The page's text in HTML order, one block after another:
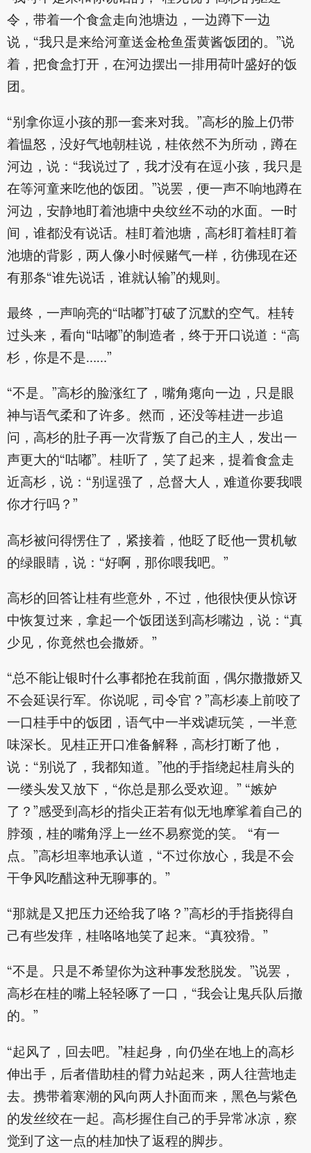
令，带着一个食盒走向池塘边，一边蹲下一边
说，“我只是来给河童送金枪鱼蛋黄酱饭团的。”说
着，把食盒打开，在河边摆出一排用荷叶盛好的饭
团。
“别拿你逗小孩的那一套来对我。”高杉的脸上仍带
着愠怒，没好气地朝桂说，桂依然不为所动，蹲在
河边，说：“我说过了，我才没有在逗小孩，我只是
在等河童来吃他的饭团。”说罢，便一声不响地蹲在
河边，安静地盯着池塘中央纹丝不动的水面。一时
间，谁都没有说话。桂盯着池塘，高杉盯着桂盯着
池塘的背影，两人像小时候赌气一样，彷佛现在还
有那条“谁先说话，谁就认输”的规则。
最终，一声响亮的“咕嘟”打破了沉默的空气。桂转
过头来，看向“咕嘟”的制造者，终于开口说道：“高
杉，你是不是……”
“不是。”高杉的脸涨红了，嘴角瘪向一边，只是眼
神与语气柔和了许多。然而，还没等桂进一步追
问，高杉的肚子再一次背叛了自己的主人，发出一
声更大的“咕嘟”。桂听了，笑了起来，提着食盒走
近高杉，说：“别逞强了，总督大人，难道你要我喂
你才行吗？”
高杉被问得愣住了，紧接着，他眨了眨他一贯机敏
的绿眼睛，说：“好啊，那你喂我吧。”
高杉的回答让桂有些意外，不过，他很快便从惊讶
中恢复过来，拿起一个饭团送到高杉嘴边，说：“真
少见，你竟然也会撒娇。”
“总不能让银时什么事都抢在我前面，偶尔撒撒娇又
不会延误行军。你说呢，司令官？”高杉凑上前咬了
一口桂手中的饭团，语气中一半戏谑玩笑，一半意
味深长。见桂正开口准备解释，高杉打断了他，
说：“别说了，我都知道。”他的手指绕起桂肩头的
一缕头发又放下，“你总是那么受欢迎。” “嫉妒
了？”感受到高杉的指尖正若有似无地摩挲着自己的
脖颈，桂的嘴角浮上一丝不易察觉的笑。 “有一
点。”高杉坦率地承认道，“不过你放心，我是不会
干争风吃醋这种无聊事的。”
“那就是又把压力还给我了咯？”高杉的手指挠得自
己有些发痒，桂咯咯地笑了起来。“真狡猾。”
“不是。只是不希望你为这种事发愁脱发。”说罢，
高杉在桂的嘴上轻轻啄了一口，“我会让鬼兵队后撤
的。”
“起风了，回去吧。”桂起身，向仍坐在地上的高杉
伸出手，后者借助桂的臂力站起来，两人往营地走
去。携带着寒潮的风向两人扑面而来，黑色与紫色
的发丝绞在一起。高杉握住自己的手异常冰凉，察
觉到了这一点的桂加快了返程的脚步。